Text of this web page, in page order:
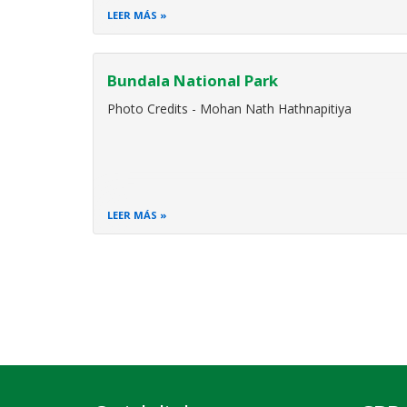
LEER MÁS
Bundala National Park
Photo Credits - Mohan Nath Hathnapitiya
LEER MÁS